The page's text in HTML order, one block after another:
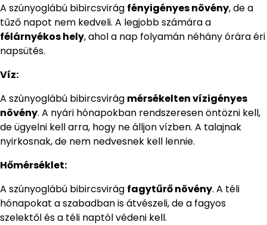
A szúnyoglábú bibircsvirág fényigényes növény, de a
tűző napot nem kedveli. A legjobb számára a
félárnyékos hely, ahol a nap folyamán néhány órára éri
napsütés.
Víz:
A szúnyoglábú bibircsvirág mérsékelten vízigényes
növény. A nyári hónapokban rendszeresen öntözni kell,
de ügyelni kell arra, hogy ne álljon vízben. A talajnak
nyirkosnak, de nem nedvesnek kell lennie.
Hőmérséklet:
A szúnyoglábú bibircsvirág fagytűrő növény. A téli
hónapokat a szabadban is átvészeli, de a fagyos
szelektől és a téli naptól védeni kell.